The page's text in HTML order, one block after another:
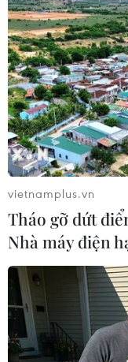
TIN LIÊN
Ngoại trưởng
Thái tại Bờ Tây
19/11/2020 14:31
vietnamplus.vn
Tháo gỡ dứt
Nhà máy điện